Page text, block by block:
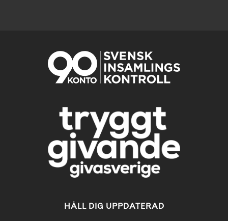
HÅLL DIG UPPDATERAD